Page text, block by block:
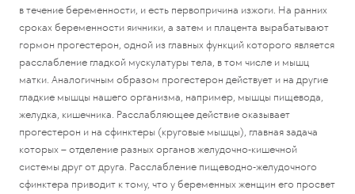
в течение беременности, и есть первопричина изжоги. На ранних
сроках беременности яичники, а затем и плацента вырабатывают
гормон прогестерон, одной из главных функций которого является
расслабление гладкой мускулатуры тела, в том числе и мышц
матки. Аналогичным образом прогестерон действует и на другие
гладкие мышцы нашего организма, например, мышцы пищевода,
желудка, кишечника. Расслабляющее действие оказывает
прогестерон и на сфинктеры (круговые мышцы), главная задача
которых – отделение разных органов желудочно-кишечной
системы друг от друга. Расслабление пищеводно-желудочного
сфинктера приводит к тому, что у беременных женщин его просвет